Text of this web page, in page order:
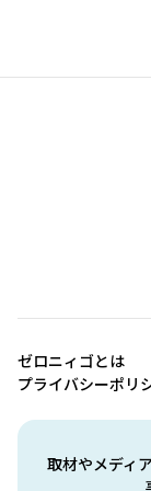
取材やメディ
ゼロニィゴとは
プライバシーポリ